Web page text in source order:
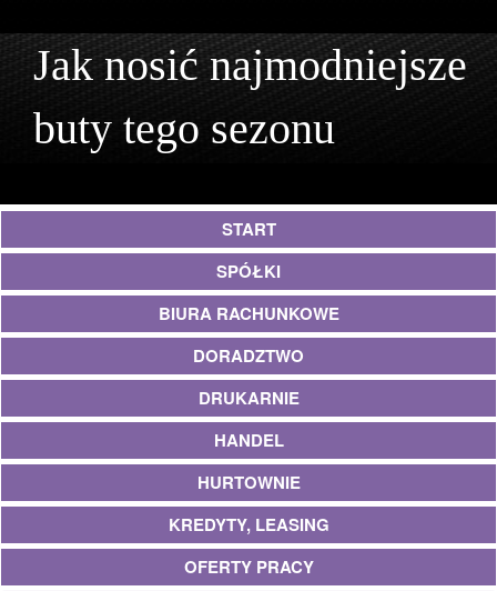
Jak nosić najmodniejsze
buty tego sezonu
START
SPÓŁKI
BIURA RACHUNKOWE
DORADZTWO
DRUKARNIE
HANDEL
HURTOWNIE
KREDYTY, LEASING
OFERTY PRACY